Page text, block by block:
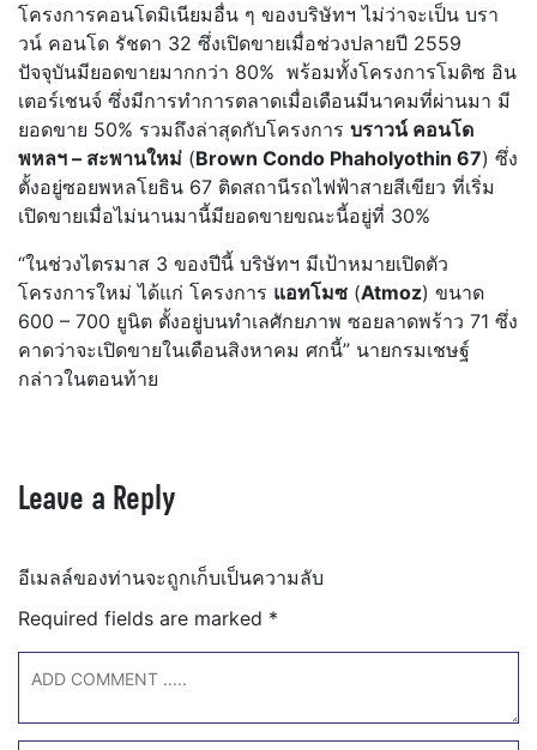
โครงการคอนโดมิเนียมอื่น ๆ ของบริษัทฯ ไม่ว่าจะเป็น บรา
วน์ คอนโด รัชดา 32 ซึ่งเปิดขายเมื่อช่วงปลายปี 2559
ปัจจุบันมียอดขายมากกว่า 80% พร้อมทั้งโครงการโมดิซ อิน
เตอร์เชนจ์ ซึ่งมีการทำการตลาดเมื่อเดือนมีนาคมที่ผ่านมา มี
ยอดขาย 50% รวมถึงล่าสุดกับโครงการ บราวน์ คอนโด
พหลฯ – สะพานใหม่ (Brown Condo Phaholyothin 67) ซึ่ง
ตั้งอยู่ซอยพหลโยธิน 67 ติดสถานีรถไฟฟ้าสายสีเขียว ที่เริ่ม
เปิดขายเมื่อไม่นานมานี้มียอดขายขณะนี้อยู่ที่ 30%
“ในช่วงไตรมาส 3 ของปีนี้ บริษัทฯ มีเป้าหมายเปิดตัว
โครงการใหม่ ได้แก่ โครงการ แอทโมซ (Atmoz) ขนาด
600 – 700 ยูนิต ตั้งอยู่บนทำเลศักยภาพ ซอยลาดพร้าว 71 ซึ่ง
คาดว่าจะเปิดขายในเดือนสิงหาคม ศกนี้” นายกรมเชษฐ์
กล่าวในตอนท้าย
Leave a Reply
อีเมลล์ของท่านจะถูกเก็บเป็นความลับ
Required fields are marked *